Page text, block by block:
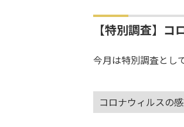
【特別調査】
今月は特別調査とし
コロナウィルスの